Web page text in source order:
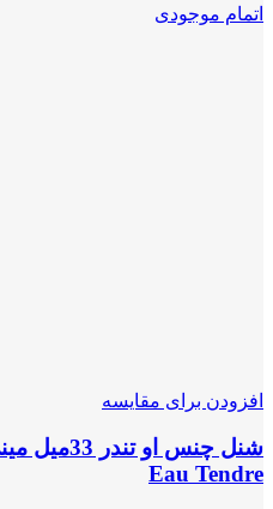
اتمام موجودی
افزودن برای مقایسه
Eau Tendre